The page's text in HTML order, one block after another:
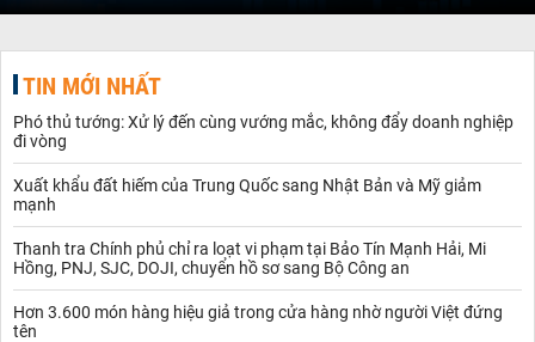
TIN MỚI NHẤT
Phó thủ tướng: Xử lý đến cùng vướng mắc, không đẩy doanh nghiệp
đi vòng
Xuất khẩu đất hiếm của Trung Quốc sang Nhật Bản và Mỹ giảm
mạnh
Thanh tra Chính phủ chỉ ra loạt vi phạm tại Bảo Tín Mạnh Hải, Mi
Hồng, PNJ, SJC, DOJI, chuyển hồ sơ sang Bộ Công an
Hơn 3.600 món hàng hiệu giả trong cửa hàng nhờ người Việt đứng
tên